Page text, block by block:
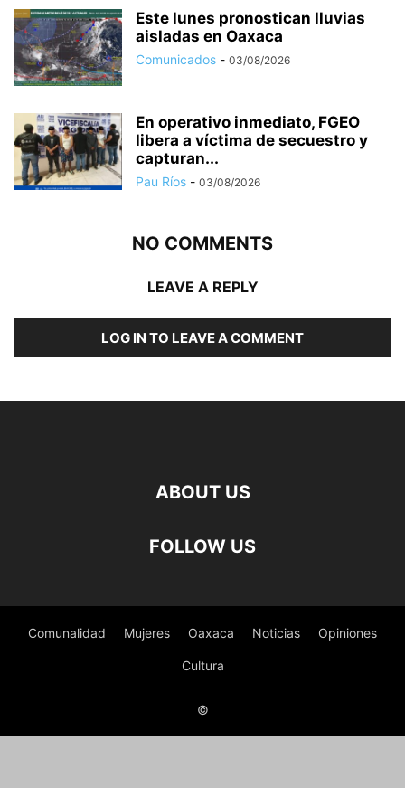
Este lunes pronostican lluvias
aisladas en Oaxaca
Comunicados - 03/08/2026
En operativo inmediato, FGEO
libera a víctima de secuestro y
capturan...
Pau Ríos - 03/08/2026
NO COMMENTS
LEAVE A REPLY
LOG IN TO LEAVE A COMMENT
ABOUT US
FOLLOW US
Comunalidad Mujeres Oaxaca Noticias Opiniones
Cultura
©